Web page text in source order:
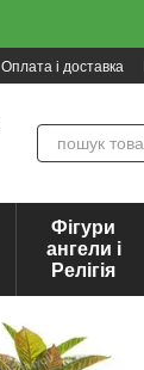
Оплата і доставка
Фігури
ангели і
Релігія